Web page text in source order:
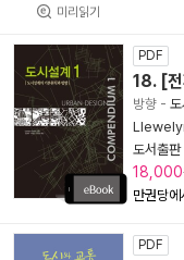
미리읽기
PDF
18. [전
방향 - 도
도서출판
18,000
만권당에
PDF